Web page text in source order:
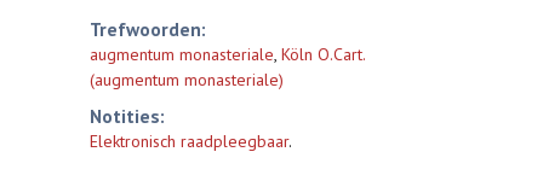
Trefwoorden:
augmentum monasteriale, Köln O.Cart.
(augmentum monasteriale)
Notities:
Elektronisch raadpleegbaar.